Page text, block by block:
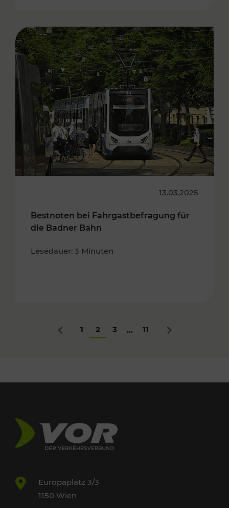
13.03.2025
Bestnoten bei Fahrgastbefragung für
die Badner Bahn
Lesedauer: 3 Minuten
Zurück
1 2 3 ... 11 Nächstes
Europaplatz 3/3
1150 Wien